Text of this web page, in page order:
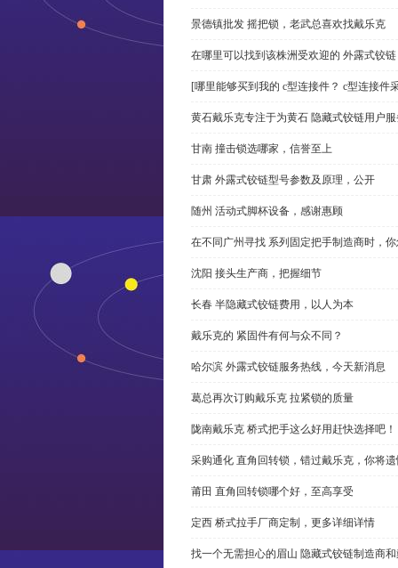
景德镇批发 摇把锁，老武总喜欢找戴乐克
在哪里可以找到该株洲受欢迎的 外露式铰
[哪里能够买到我的 c型连接件？ c型连接件
黄石戴乐克专注于为黄石 隐藏式铰链用户
甘南 撞击锁选哪家，信誉至上
甘肃 外露式铰链型号参数及原理，公开
随州 活动式脚杯设备，感谢惠顾
在不同广州寻找 系列固定把手制造商时，
沈阳 接头生产商，把握细节
长春 半隐藏式铰链费用，以人为本
戴乐克的 紧固件有何与众不同？
哈尔滨 外露式铰链服务热线，今天新消息
葛总再次订购戴乐克 拉紧锁的质量
陇南戴乐克 桥式把手这么好用赶快选择吧！
采购通化 直角回转锁，错过戴乐克，你将
莆田 直角回转锁哪个好，至高享受
定西 桥式拉手厂商定制，更多详细详情
找一个无需担心的眉山 隐藏式铰链制造商